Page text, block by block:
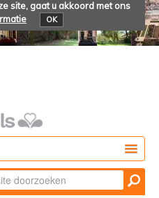
site, gaat u akkoord met ons
OK